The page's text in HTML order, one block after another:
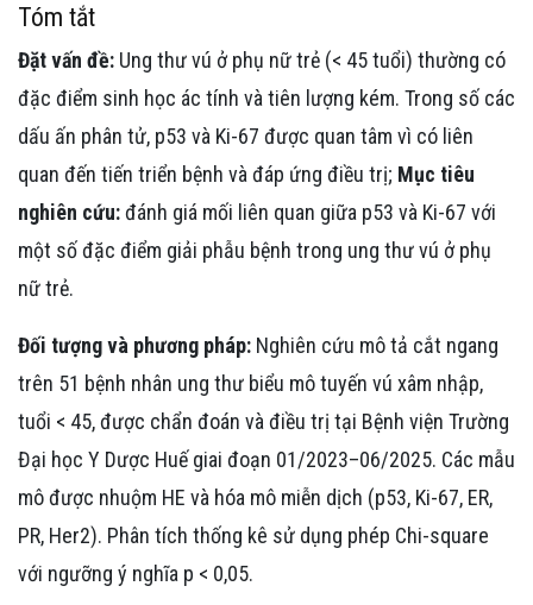
Tóm tắt
Đặt vấn đề: Ung thư vú ở phụ nữ trẻ (< 45 tuổi) thường có
đặc điểm sinh học ác tính và tiên lượng kém. Trong số các
dấu ấn phân tử, p53 và Ki-67 được quan tâm vì có liên
quan đến tiến triển bệnh và đáp ứng điều trị; Mục tiêu
nghiên cứu:đánh giá mối liên quan giữa p53 và Ki-67 với
một số đặc điểm giải phẫu bệnh trong ung thư vú ở phụ
nữ trẻ.
Đối tượng và phương pháp: Nghiên cứu mô tả cắt ngang
trên 51 bệnh nhân ung thư biểu mô tuyến vú xâm nhập,
tuổi < 45, được chẩn đoán và điều trị tại Bệnh viện Trường
Đại học Y Dược Huế giai đoạn 01/2023–06/2025. Các mẫu
mô được nhuộm HE và hóa mô miễn dịch (p53, Ki-67, ER,
PR, Her2). Phân tích thống kê sử dụng phép Chi-square
với ngưỡng ý nghĩa p < 0,05.